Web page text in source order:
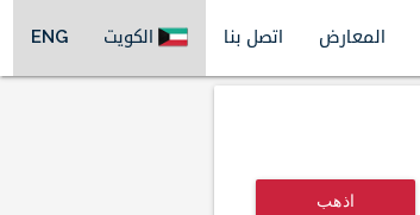
المعارض اتصل بنا الكويت ENG
اذهب